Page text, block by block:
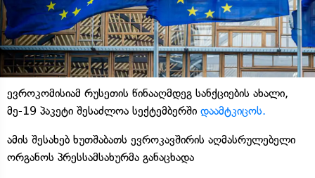
ევროკომისიამ რუსეთის წინააღმდეგ სანქციების ახალი,
მე-19 პაკეტი შესაძლოა სექტემბერში დაამტკიცოს.
ამის შესახებ ხუთშაბათს ევროკავშირის აღმასრულებელი
ორგანოს პრესსამსახურმა განაცხადა